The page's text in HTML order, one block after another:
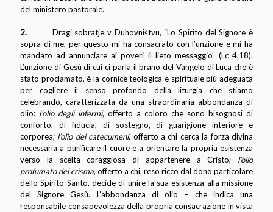
del ministero pastorale.
2. Dragi sobratje v Duhovništvu, “Lo Spirito del Signore è
sopra di me, per questo mi ha consacrato con l’unzione e mi ha
mandato ad annunciare ai poveri il lieto messaggio” (Lc 4,18).
L’unzione di Gesù di cui ci parla il brano del Vangelo di Luca che è
stato proclamato, è la cornice teologica e spirituale più adeguata
per cogliere il senso profondo della liturgia che stiamo
celebrando, caratterizzata da una straordinaria abbondanza di
olio: l’olio degli infermi, offerto a coloro che sono bisognosi di
conforto, di fiducia, di sostegno, di guarigione interiore e
corporea; l’olio dei catecumeni, offerto a chi cerca la forza divina
necessaria a purificare il cuore e a orientare la propria esistenza
verso la scelta coraggiosa di appartenere a Cristo; l’olio
profumato del crisma, offerto a chi, reso ricco dal dono particolare
dello Spirito Santo, decide di unire la sua esistenza alla missione
del Signore Gesù. L’abbondanza di olio – che indica una
responsabile consapevolezza della propria consacrazione in vista